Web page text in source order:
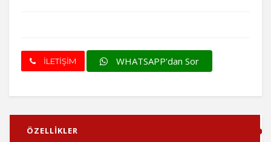
İLETİŞİM WHATSAPP'dan Sor
ÖZELLİKLER